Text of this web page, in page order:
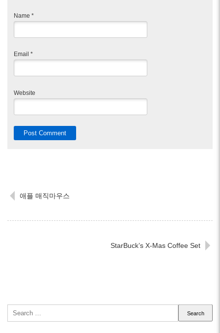
Name *
Email *
Website
애플 매직마우스
StarBuck’s X-Mas Coffee Set
for: